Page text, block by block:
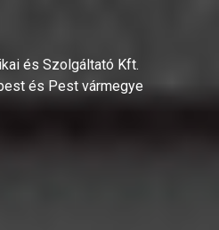
és Szolgáltató Kft.
és Pest vármegye